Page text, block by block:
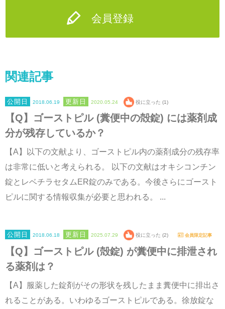
会員登録
関連記事
2018.06.19 2020.05.24 役に立った (1)
【Q】ゴーストピル (糞便中の殻錠) には薬剤成
分が残存しているか？
【A】以下の文献より、ゴーストピル内の薬剤成分の残存率
は非常に低いと考えられる。 以下の文献はオキシコンチン
錠とレベチラセタムER錠のみである。今後さらにゴースト
ピルに関する情報収集が必要と思われる。 ...
2018.06.18 2025.07.29 役に立った (2) 会員限定記事
【Q】ゴーストピル (殻錠) が糞便中に排泄され
る薬剤は？
【A】服薬した錠剤がその形状を残したまま糞便中に排出さ
れることがある。いわゆるゴーストピルである。徐放錠な